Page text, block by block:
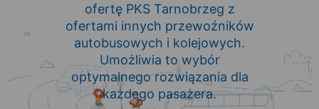
ofertę PKS Tarnobrzeg z
ofertami innych przewoźników
autobusowych i kolejowych.
Umożliwia to wybór
optymalnego rozwiązania dla
każdego pasażera.